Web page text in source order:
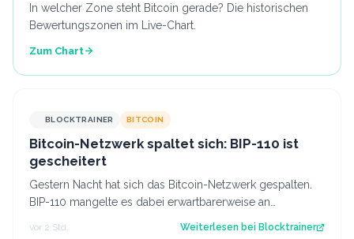
In welcher Zone steht Bitcoin gerade? Die historischen
Bewertungszonen im Live-Chart.
Zum Chart
BLOCKTRAINER BITCOIN
Bitcoin-Netzwerk spaltet sich: BIP-110 ist
gescheitert
Gestern Nacht hat sich das Bitcoin-Netzwerk gespalten.
BIP-110 mangelte es dabei erwartbarerweise an
Unterstützung der Miner, weshalb es ges…
vor 2 Std. Weiterlesen bei Blocktrainer